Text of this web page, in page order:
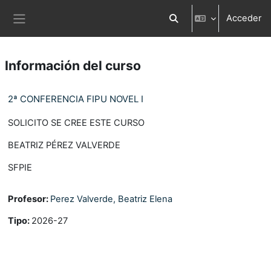
Selector de búsqueda
Acceder
Información del curso
2ª CONFERENCIA FIPU NOVEL I
SOLICITO SE CREE ESTE CURSO
BEATRIZ PÉREZ VALVERDE
SFPIE
Profesor: Perez Valverde, Beatriz Elena
Tipo: 2026-27